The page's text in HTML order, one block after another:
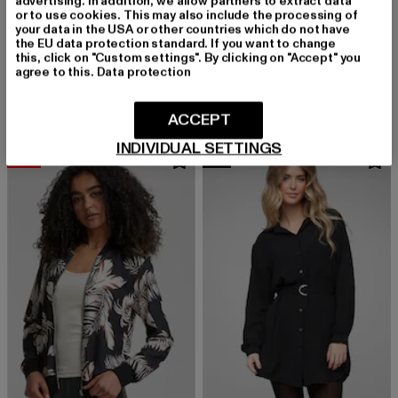
CLOUD5IVE
Longsleeve Dress
CLOUD5IVE
Lace
NEU
or to use cookies. This may also include the processing of
your data in the USA or other countries which do not have
the EU data protection standard. If you want to change
this, click on "Custom settings". By clicking on "Accept" you
agree to this. Data protection
INDIVIDUAL SETTINGS
ACCEPT